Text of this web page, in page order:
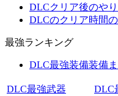
DLCクリア後のや
DLCのクリア時間
最強ランキング
DLC最強装備装備
DLC最強武器
DLC